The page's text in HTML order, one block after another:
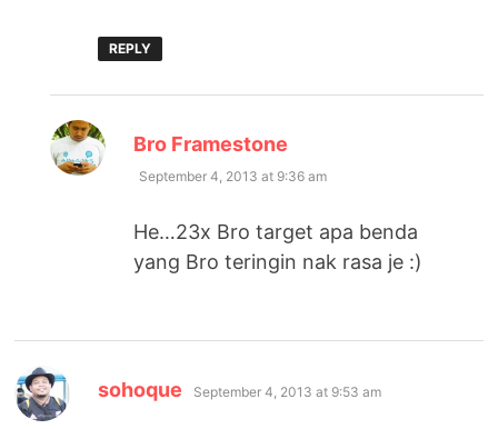
REPLY
Bro Framestone
September 4, 2013 at 9:36 am
He…23x Bro target apa benda
yang Bro teringin nak rasa je :)
sohoque says:
September 4, 2013 at 9:53 am